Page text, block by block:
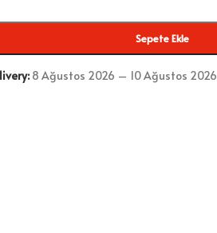
Sepete Ekle
8 Ağustos 2026 – 10 Ağustos 2026